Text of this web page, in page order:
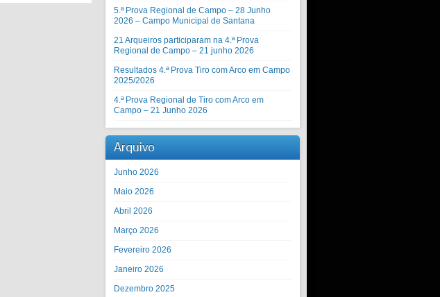
5.ª Prova Regional de Campo – 28 Junho
2026 – Campo Municipal de Santana
21 Arqueiros participaram na 4.ª Prova
Regional de Campo – 21 junho 2026
Resultados 4.ª Prova Tiro com Arco em Campo
2025/2026
4.ª Prova Regional de Tiro com Arco em
Campo – 21 Junho 2026
Arquivo
Junho 2026
Maio 2026
Abril 2026
Março 2026
Fevereiro 2026
Janeiro 2026
Dezembro 2025